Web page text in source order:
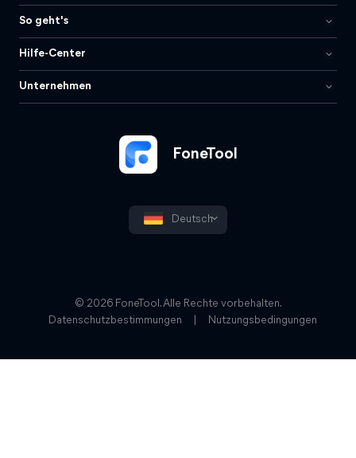
FoneTool
Deutsch
So geht's
Hilfe-Center
Unternehmen
© 2026 FoneTool. Alle Rechte vorbehalten.
Datenschutzbestimmungen
Nutzungsbedingungen